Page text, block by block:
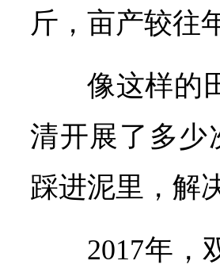
斤，亩产较往
像这样的
清开展了多少
踩进泥里，解
2017年，